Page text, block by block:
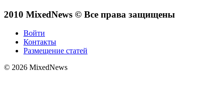
2010 MixedNews © Все права защищены
Войти
Контакты
Размещение статей
© 2026 MixedNews